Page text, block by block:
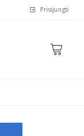
Prisijungti